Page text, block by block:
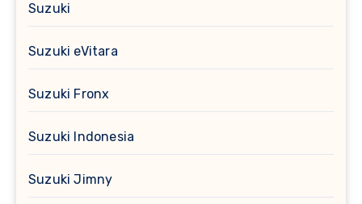
Suzuki
Suzuki eVitara
Suzuki Fronx
Suzuki Indonesia
Suzuki Jimny